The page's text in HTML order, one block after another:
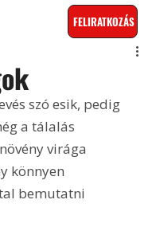
FELIRATKOZÁS
szó esik, pedig
a tálalás
virága
könnyen
bemutatni